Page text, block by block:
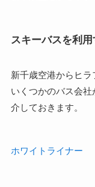
スキーバスを利
新千歳空港からヒラ
いくつかのバス会
介しておきます。
ホワイトライナー